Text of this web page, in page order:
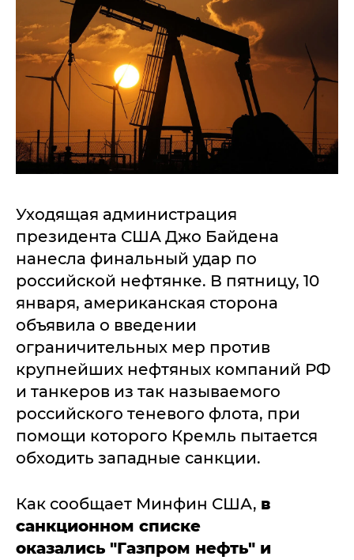
Уходящая администрация
президента США Джо Байдена
нанесла финальный удар по
российской нефтянке. В пятницу, 10
января, американская сторона
объявила о введении
ограничительных мер против
крупнейших нефтяных компаний РФ
и танкеров из так называемого
российского теневого флота, при
помощи которого Кремль пытается
обходить западные санкции.
Как сообщает Минфин США, в
санкционном списке
оказались "Газпром нефть" и